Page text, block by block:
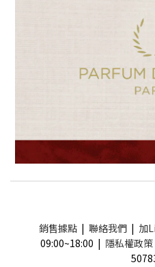
銷售據點| 聯絡我們| 加
09:00~18:00 | 隱私權政策